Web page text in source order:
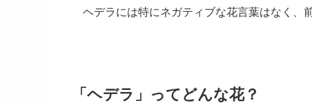
ヘデラには特にネガティブな花言葉はなく、
「ヘデラ」ってどんな花？